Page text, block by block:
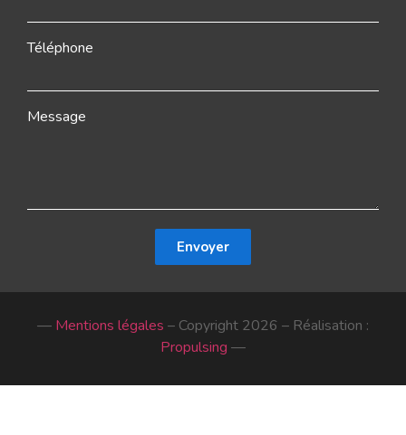
Téléphone
Message
Envoyer
— Mentions légales – Copyright 2026 – Réalisation :
Propulsing —